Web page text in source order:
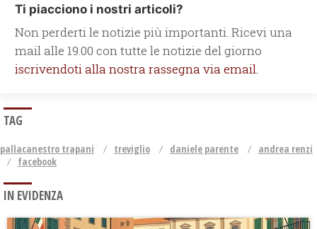
Ti piacciono i nostri articoli?
Non perderti le notizie più importanti. Ricevi una
mail alle 19.00 con tutte le notizie del giorno
iscrivendoti alla nostra rassegna via email.
TAG
pallacanestro trapani treviglio daniele parente
andrea renzi
facebook
IN EVIDENZA